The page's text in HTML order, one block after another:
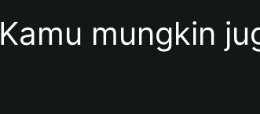
Kamu mungkin